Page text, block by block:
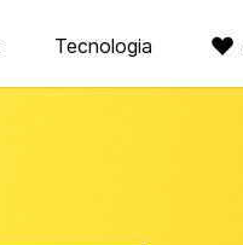
Tecnologia